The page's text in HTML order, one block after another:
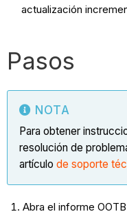
actualización
Pasos
NOTA
Para obtener
resolución de
artículode soporte
Abra el informe